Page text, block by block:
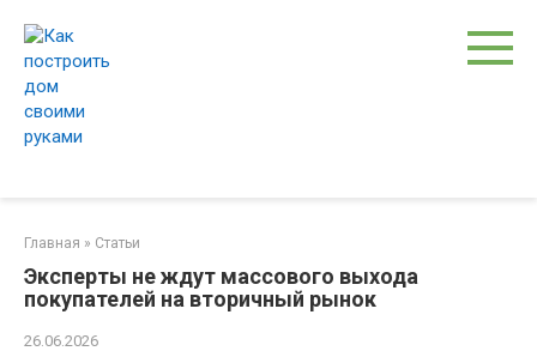
контенту
Главная » Статьи
Эксперты не ждут массового выхода
покупателей на вторичный рынок
26.06.2026